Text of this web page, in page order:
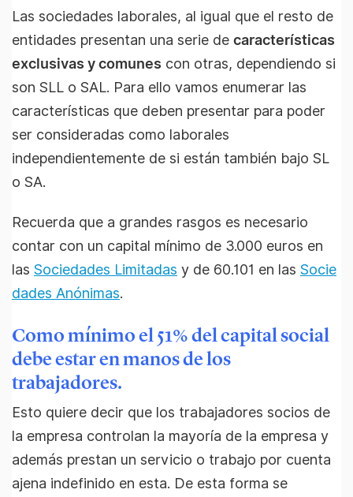
Las sociedades laborales, al igual que el resto de
entidades presentan una serie de características
exclusivas y comunes con otras, dependiendo si
son SLL o SAL. Para ello vamos enumerar las
características que deben presentar para poder
ser consideradas como laborales
independientemente de si están también bajo SL
o SA.
Recuerda que a grandes rasgos es necesario
contar con un capital mínimo de 3.000 euros en
las Sociedades Limitadas y de 60.101 en las Socie
dades Anónimas.
Como mínimo el 51% del capital social
debe estar en manos de los
trabajadores.
Esto quiere decir que los trabajadores socios de
la empresa controlan la mayoría de la empresa y
además prestan un servicio o trabajo por cuenta
ajena indefinido en esta. De esta forma se